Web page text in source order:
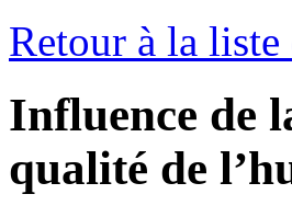
Retour à la liste
Influence de
qualité de